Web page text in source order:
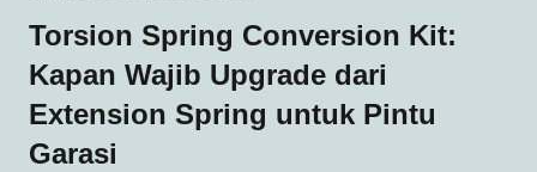
Torsion Spring Conversion Kit:
Kapan Wajib Upgrade dari
Extension Spring untuk Pintu
Garasi